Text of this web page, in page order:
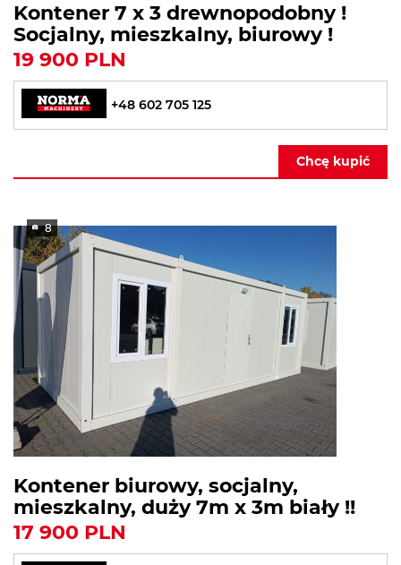
Kontener 7 x 3 drewnopodobny !
Socjalny, mieszkalny, biurowy !
19 900 PLN
+48 602 705 125
Chcę kupić
8
Kontener biurowy, socjalny,
mieszkalny, duży 7m x 3m biały !!
17 900 PLN